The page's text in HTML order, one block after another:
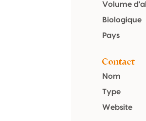
Volume
Biologique
Pays
Contact
Nom
Type
Website